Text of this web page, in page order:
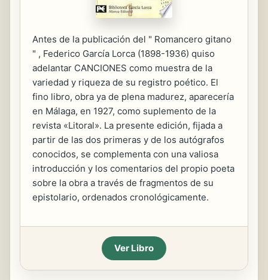
Antes de la publicación del " Romancero gitano
" , Federico García Lorca (1898-1936) quiso
adelantar CANCIONES como muestra de la
variedad y riqueza de su registro poético. El
fino libro, obra ya de plena madurez, aparecería
en Málaga, en 1927, como suplemento de la
revista «Litoral». La presente edición, fijada a
partir de las dos primeras y de los autógrafos
conocidos, se complementa con una valiosa
introducción y los comentarios del propio poeta
sobre la obra a través de fragmentos de su
epistolario, ordenados cronológicamente.
Ver Libro